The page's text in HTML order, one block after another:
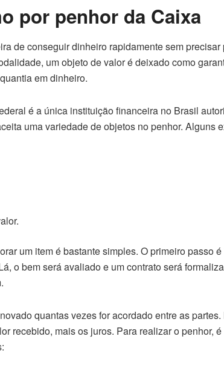
por penhor da Caixa
de conseguir dinheiro rapidamente sem
um objeto de valor é deixado como
em dinheiro.
é a única instituição financeira no Brasil
uma variedade de objetos no penhor. Alguns
um item é bastante simples. O primeiro passo
o bem será avaliado e um contrato será
quantas vezes for acordado entre as
recebido, mais os juros. Para realizar o penhor,